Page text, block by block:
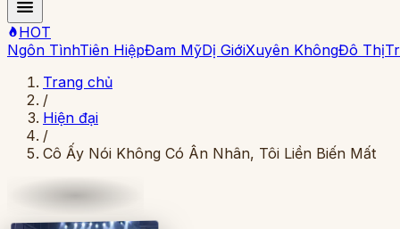
HOT
Ngôn TìnhTiên HiệpĐam MỹDị GiớiXuyên KhôngĐô Thị
Trang chủ
/
Hiện đại
/
Cô Ấy Nói Không Có Ân Nhân, Tôi Liền Biến Mất